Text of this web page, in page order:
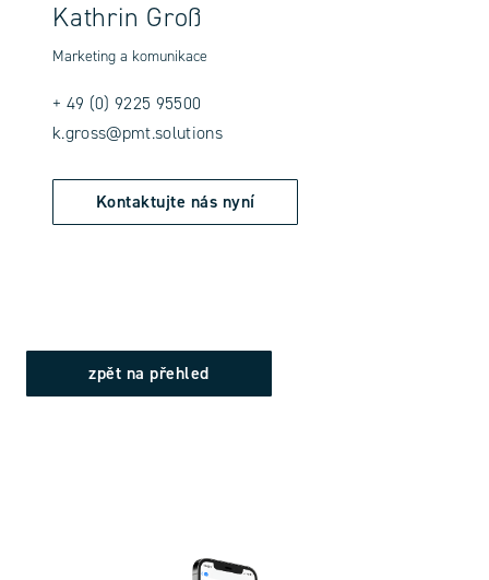
Kathrin Groß
Marketing a komunikace
+ 49 (0) 9225 95500
k.gross@pmt.solutions
Kontaktujte nás nyní
zpět na přehled